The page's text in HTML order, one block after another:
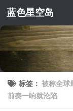
跳至内容
蓝色星空岛
标签： 被称全球
前奏一响就沦陷